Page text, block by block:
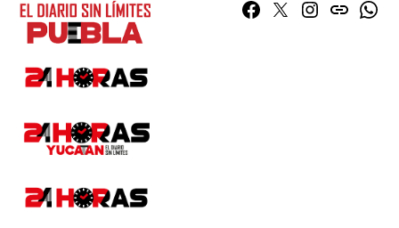
Facebook
TwitterInstagram
issuu